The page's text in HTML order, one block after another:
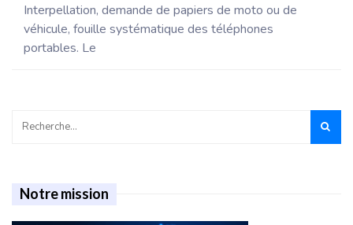
Interpellation, demande de papiers de moto ou de
véhicule, fouille systématique des téléphones
portables. Le
Notre mission